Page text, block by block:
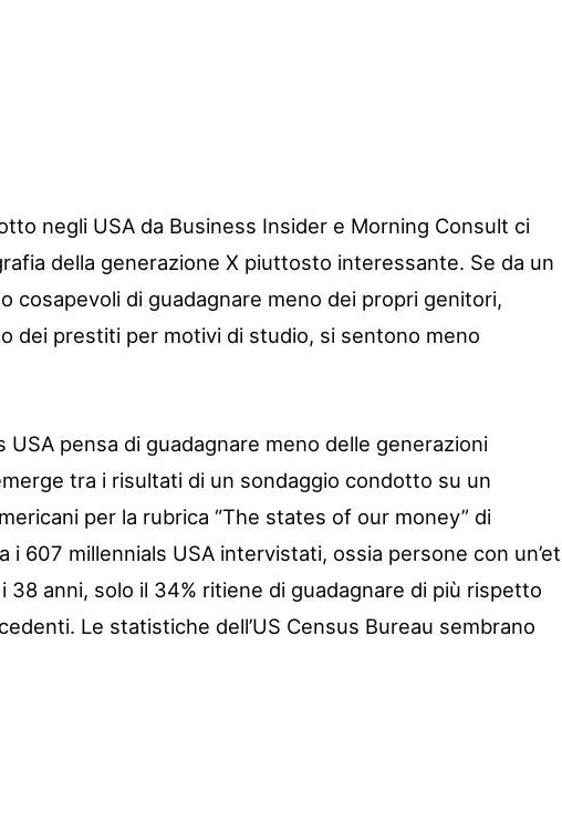
negli USA da Business Insider e Morning Consult ci
della generazione X piuttosto interessante. Se da un
cosapevoli di guadagnare meno dei propri genitori,
dei prestiti per motivi di studio, si sentono meno
USA pensa di guadagnare meno delle generazioni
tra i risultati di un sondaggio condotto su un
per la rubrica “The states of our money” di
i 607 millennials USA intervistati, ossia persone con
38 anni, solo il 34% ritiene di guadagnare di più rispetto
Le statistiche dell’US Census Bureau sembrano